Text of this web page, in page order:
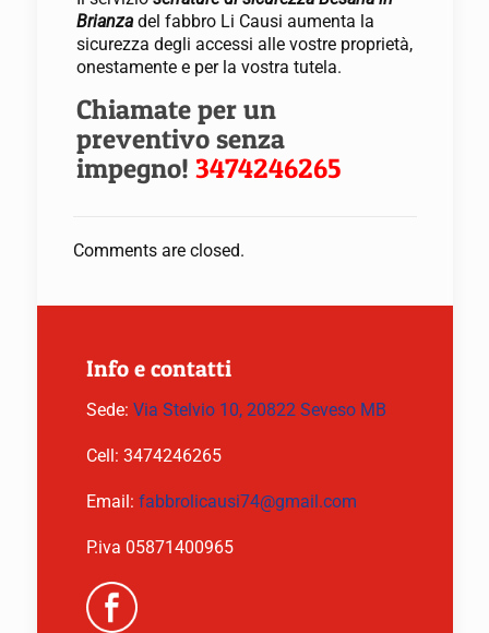
Brianzadel fabbro Li Causi aumenta la
sicurezza degli accessi alle vostre proprietà,
onestamente e per la vostra tutela.
Chiamate per un
preventivo senza
impegno! 3474246265
Comments are closed.
Info e contatti
Sede: Via Stelvio 10, 20822 Seveso MB
Cell: 3474246265
Email: fabbrolicausi74@gmail.com
P.iva 05871400965